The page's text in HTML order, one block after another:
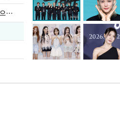
멕시코 인플루언서, 라방 중 괴한 총격으로 사망